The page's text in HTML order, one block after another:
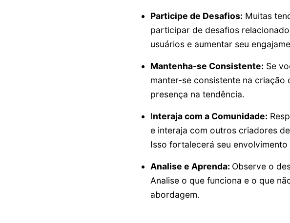
Participe de Desafios: Muitas
participar de desafios
usuários e aumentar seu
Mantenha-se Consistente: Se
manter-se consistente na criação
presença na tendência.
Interaja com a Comunidade:
e interaja com outros criadores
Isso fortalecerá seu
Analise e Aprenda: Observe o
Analise o que funciona e o que
abordagem.